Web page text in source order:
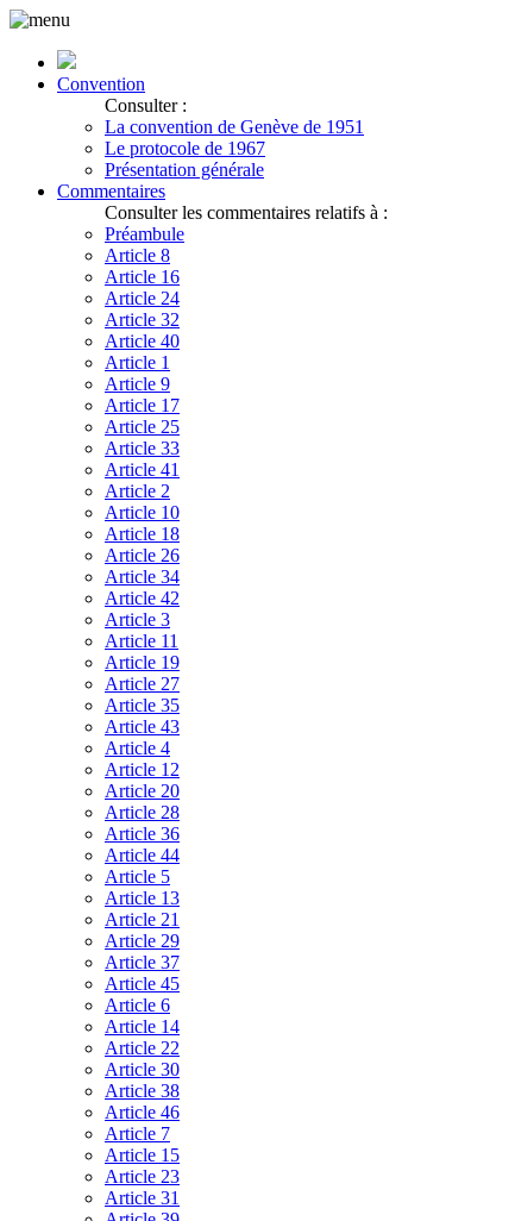
Convention
Consulter :
La convention de Genève de 1951
Le protocole de 1967
Présentation générale
Commentaires
Consulter les commentaires relatifs à :
Préambule
Article 8
Article 16
Article 24
Article 32
Article 40
Article 1
Article 9
Article 17
Article 25
Article 33
Article 41
Article 2
Article 10
Article 18
Article 26
Article 34
Article 42
Article 3
Article 11
Article 19
Article 27
Article 35
Article 43
Article 4
Article 12
Article 20
Article 28
Article 36
Article 44
Article 5
Article 13
Article 21
Article 29
Article 37
Article 45
Article 6
Article 14
Article 22
Article 30
Article 38
Article 46
Article 7
Article 15
Article 23
Article 31